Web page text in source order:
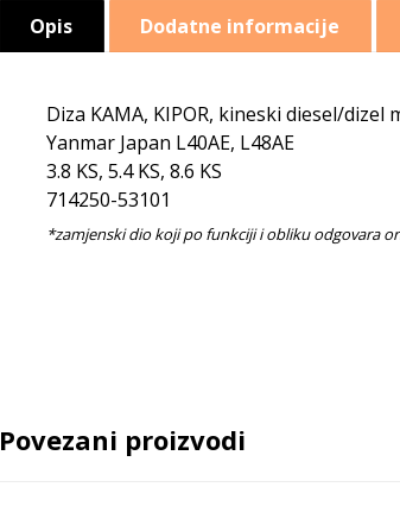
Opis Dodatne informacije
Diza KAMA, KIPOR, kineski diesel/dizel
Yanmar Japan L40AE, L48AE
3.8 KS, 5.4 KS, 8.6 KS
714250-53101
Povezani proizvodi